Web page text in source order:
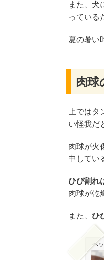
また、犬
っている
夏の暑い
肉球
上では
い怪我だ
肉球が火
中してい
ひび割れ
肉球が乾
また、 ひ
ペ